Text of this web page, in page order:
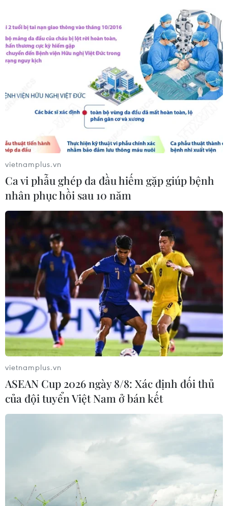
Xe buýt Hà Nội sụt giảm doanh thu bán vé
200 tỷ đồng vì COVID-19
16/07/2021 08:58
Sản lượng và doanh thu bán vé của xe buýt Hà Nội sụt
giảm rất lớn trước ảnh hưởng của các đợt dịch COVID-
19 đang diễn biến phức tạp, khó lường.
Xe buýt trợ giá Hà Nội giảm 15% tần suất
vận hành do COVID-19 từ 16/3
Sở Giao thông Vận tải thành phố Hà Nội vừa có chấp
thuận đối với đề xuất của Trung tâm Quản lý giao thông
hành của các tuyến buýt trợ giá.
vietnamplus.vn
Ca vi phẫu ghép da đầu hiếm gặp giúp bệnh
nhân phục hồi sau 10 năm
vietnamplus.vn
ASEAN Cup 2026 ngày 8/8: Xác định đối thủ
của đội tuyển Việt Nam ở bán kết